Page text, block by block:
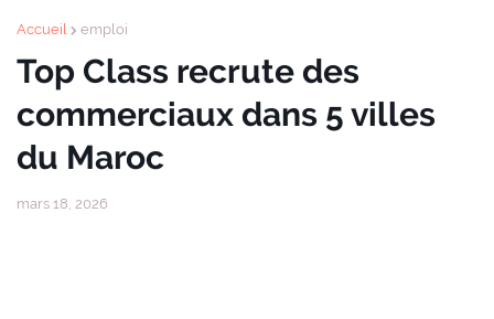
Accueil emploi
Top Class recrute des
commerciaux dans 5 villes
du Maroc
mars 18, 2026